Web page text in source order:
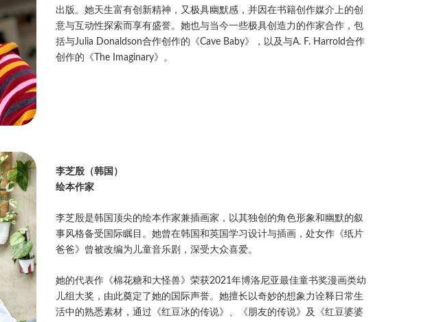
出版。她天生富有创新精神，又极具幽默感，并因在书籍创作媒介上的创
意与互动性探索而享有盛誉。她也与当今一些极具创造力的作家合作，包
括与Julia Donaldson合作创作的《Cave Baby》，以及与A. F. Harrold合作
创作的《The Imaginary》。
李芝殷（韩国）
绘本作家
李芝殷是韩国顶尖的绘本作家兼插画家，以其独创的角色形象和幽默的叙
事风格备受国际瞩目。她曾在韩国和英国学习设计与插画，处女作《纸片
爸爸》曾被改编为儿童音乐剧，深受大众喜爱。
她的代表作《棉花糖和大怪兽》荣获2021年博洛尼亚最佳童书奖漫画类幼
儿组大奖，由此奠定了她的国际声誉。她擅长以奇妙的想象力诠释日常生
活中的熟悉素材，通过《红豆冰的传说》、《朋友的传说》及《红豆婆婆